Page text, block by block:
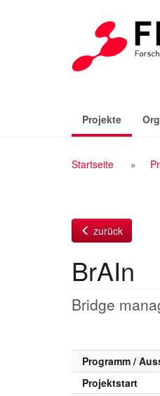
Projekte(aktiv)
Startseite
zurück
BrAIn
Bridge
Programm /
Projektstart